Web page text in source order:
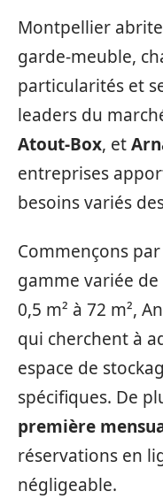
Montpellier
garde-meuble,
particularités et
leaders du
Atout-Box, et
entreprises
besoins variés
Commençons
gamme variée de
0,5 m² à 72 m²,
qui cherchent à
espace de
spécifiques. De
première
réservations en
négligeable.